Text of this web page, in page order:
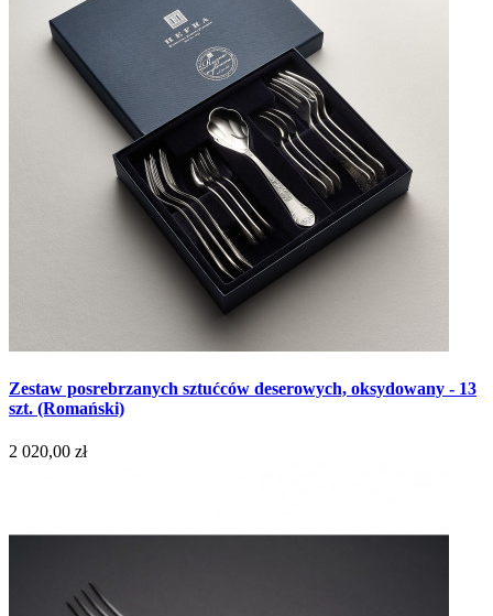
Zestaw posrebrzanych sztućców deserowych, oksydowany - 13
szt. (Romański)
2 020,00 zł